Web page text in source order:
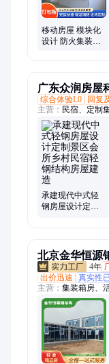
移动房屋 模块化
设计 防火集装箱
广东众润房屋
综合体验L0
回复
主营： 民宿、定制
板房、集成房屋-
钢别墅、出口箱房
承建现代中式轻
钢房屋设计定制
北京金华恒源
4年
出价迅速
真实性
主营： 集装箱房、
箱式房、Z型箱、